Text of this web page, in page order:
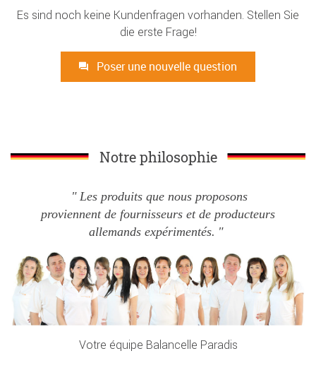
Es sind noch keine Kundenfragen vorhanden. Stellen Sie
die erste Frage!
Poser une nouvelle question
Notre philosophie
Les produits que nous proposons
proviennent de fournisseurs et de producteurs
allemands expérimentés.
Votre équipe Balancelle Paradis